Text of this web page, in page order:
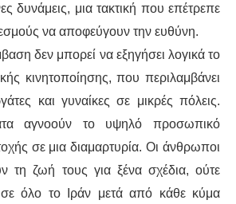
δυνάμεις, μια τακτική που επέτρεπε
να αποφεύγουν την ευθύνη.
δεν μπορεί να εξηγήσει λογικά το
κινητοποίησης, που περιλαμβάνει
και γυναίκες σε μικρές πόλεις.
αγνοούν το υψηλό προσωπικό
σε μια διαμαρτυρία. Οι άνθρωποι
τη ζωή τους για ξένα σχέδια, ούτε
σε όλο το Ιράν μετά από κάθε κύμα